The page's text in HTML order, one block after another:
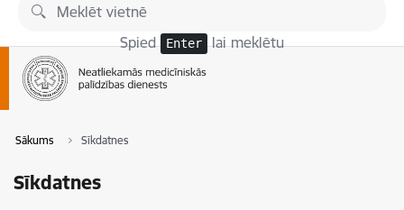
Pāriet uz lapas saturu
Spied Enter lai meklētu
Sākums Sīkdatnes
Sīkdatnes